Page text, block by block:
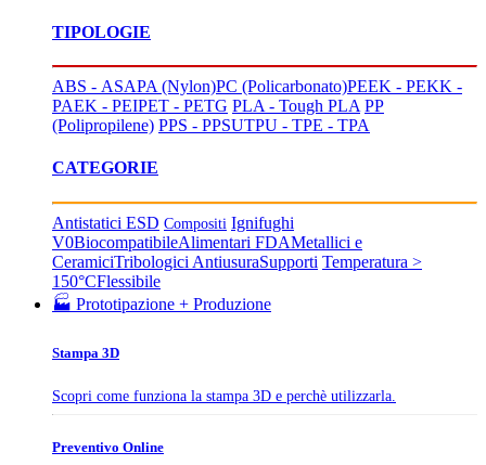
TIPOLOGIE
ABS - ASAPA (Nylon)PC (Policarbonato)PEEK - PEKK -
PAEK - PEIPET - PETG PLA - Tough PLA PP
(Polipropilene) PPS - PPSUTPU - TPE - TPA
CATEGORIE
Antistatici ESD Compositi Ignifughi
V0BiocompatibileAlimentari FDAMetallici e
CeramiciTribologici AntiusuraSupporti Temperatura >
150°CFlessibile
🏭 Prototipazione + Produzione
Stampa 3D
Scopri come funziona la stampa 3D e perchè utilizzarla.
Preventivo Online